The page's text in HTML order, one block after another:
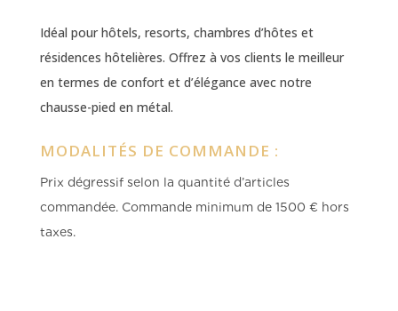
Idéal pour hôtels, resorts, chambres d’hôtes et
résidences hôtelières. Offrez à vos clients le meilleur
en termes de confort et d’élégance avec notre
chausse-pied en métal.
MODALITÉS DE COMMANDE :
Prix dégressif selon la quantité d’articles
commandée. Commande minimum de 1500 € hors
taxes.